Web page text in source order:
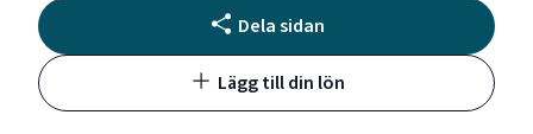
Dela sidan
Lägg till din lön